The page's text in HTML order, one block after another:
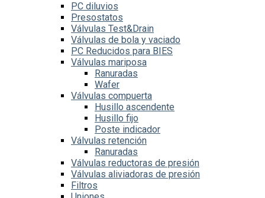
PC diluvios
Presostatos
Válvulas Test&Drain
Válvulas de bola y vaciado
PC Reducidos para BIES
Válvulas mariposa
Ranuradas
Wafer
Válvulas compuerta
Husillo ascendente
Husillo fijo
Poste indicador
Válvulas retención
Ranuradas
Válvulas reductoras de presión
Válvulas aliviadoras de presión
Filtros